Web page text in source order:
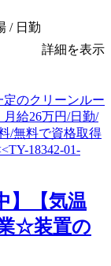
/ 日勤
詳細を表示
】【気温
☆装置の